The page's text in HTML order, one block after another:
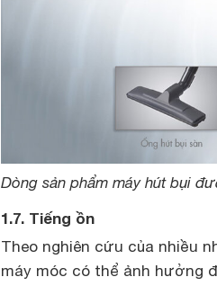
Dòng sản phẩm máy hút bụi
1.7. Tiếng ồn
Theo nghiên cứu của nhiều
máy móc có thể ảnh hưởng